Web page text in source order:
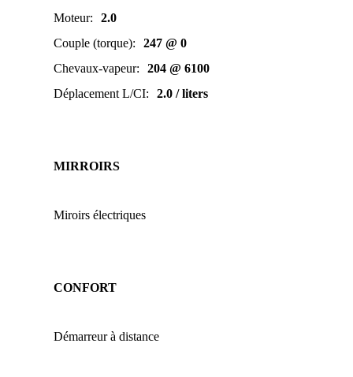
Moteur:
2.0
Couple (torque):
247 @ 0
Chevaux-vapeur:
204 @ 6100
Déplacement L/CI: 2.0 / liters
MIRROIRS
Miroirs électriques
CONFORT
Démarreur à distance